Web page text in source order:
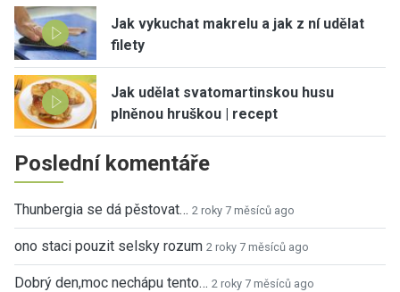
Jak vykuchat makrelu a jak z ní udělat
filety
Jak udělat svatomartinskou husu
plněnou hruškou | recept
Poslední komentáře
Thunbergia se dá pěstovat… 2 roky 7 měsíců ago
ono staci pouzit selsky rozum 2 roky 7 měsíců ago
Dobrý den,moc nechápu tento… 2 roky 7 měsíců ago